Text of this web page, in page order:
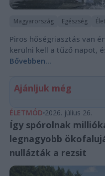
Magyarország Egészség
Piros hőségriasztás van
kerülni kell a tűző napot,
Bővebben...
Ajánljuk még
ÉLETMÓD 2026. július 26.
Így spórolnak
legnagyobb
nullázták a rezsit